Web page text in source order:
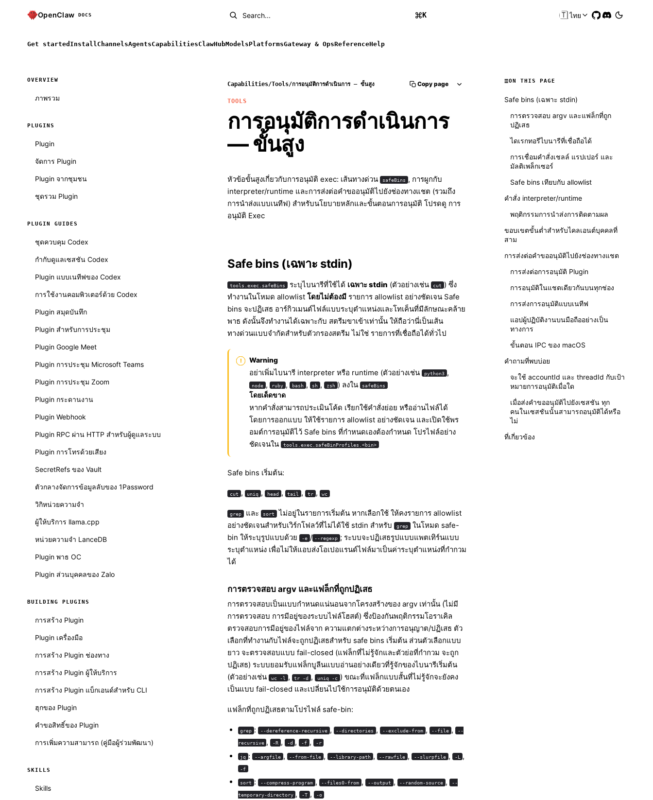
OpenClaw DOCS Search... K 🇹🇭ไทย
Get started Install ChannelsAgentsCapabilitiesClawHubModelsPlatformsGateway & OpsReferenceHelp
OVERVIEW
ภาพรวม
PLUGINS
Plugin
จัดการ Plugin
Plugin จากชุมชน
ชุดรวม Plugin
PLUGIN GUIDES
ชุดควบคุม Codex
กำกับดูแลเซสชัน Codex
Plugin แบบเนทีฟของ Codex
การใช้งานคอมพิวเตอร์ด้วย Codex
Plugin สมุดบันทึก
Plugin สำหรับการประชุม
Plugin Google Meet
Plugin การประชุม Microsoft Teams
Plugin การประชุม Zoom
Plugin กระดานงาน
Plugin Webhook
Plugin RPC ผ่าน HTTP สำหรับผู้ดูแลระบบ
Plugin การโทรด้วยเสียง
SecretRefs ของ Vault
ตัวกลางจัดการข้อมูลลับของ 1Password
วิกิหน่วยความจำ
ผู้ให้บริการ llama.cpp
หน่วยความจำ LanceDB
Plugin พาธ OC
Plugin ส่วนบุคคลของ Zalo
BUILDING PLUGINS
การสร้าง Plugin
Plugin เครื่องมือ
การสร้าง Plugin ช่องทาง
การสร้าง Plugin ผู้ให้บริการ
การสร้าง Plugin แบ็กเอนด์สำหรับ CLI
ฮุกของ Plugin
คำขอสิทธิ์ของ Plugin
การเพิ่มความสามารถ (คู่มือผู้ร่วมพัฒนา)
SKILLS
Skills
Capabilities/Tools/การอนุมัติการดำเนินการ — ขั้นสูง Copy page
TOOLS
การอนุมัติการดำเนินการ
— ขั้นสูง
หัวข้อขั้นสูงเกี่ยวกับการอนุมัติ exec: เส้นทางด่วน safeBins , การผูกกับ
interpreter/runtime และการส่งต่อคำขออนุมัติไปยังช่องทางแชต (รวมถึง
การนำส่งแบบเนทีฟ) สำหรับนโยบายหลักและขั้นตอนการอนุมัติ โปรดดู การ
อนุมัติ Exec
Safe bins (เฉพาะ stdin)
tools.exec.safeBins ระบุไบนารีที่ใช้ได้ เฉพาะ stdin (ตัวอย่างเช่น cut ) ซึ่ง
ทำงานในโหมด allowlist โดยไม่ต้องมี รายการ allowlist อย่างชัดเจน Safe
bins จะปฏิเสธ อาร์กิวเมนต์ไฟล์แบบระบุตำแหน่งและโทเค็นที่มีลักษณะคล้าย
พาธ ดังนั้นจึงทำงานได้เฉพาะกับ สตรีมขาเข้าเท่านั้น ให้ถือว่านี่เป็นเส้น
ทางด่วนแบบจำกัดสำหรับตัวกรองสตรีม ไม่ใช่ รายการที่เชื่อถือได้ทั่วไป
Warning
อย่าเพิ่มไบนารี interpreter หรือ runtime (ตัวอย่างเช่น python3 ,
node , ruby , bash , sh , zsh ) ลงใน safeBins
โดยเด็ดขาด
หากคำสั่งสามารถประเมินโค้ด เรียกใช้คำสั่งย่อย หรืออ่านไฟล์ได้
โดยการออกแบบ ให้ใช้รายการ allowlist อย่างชัดเจน และเปิดใช้พร
อมต์การอนุมัติไว้ Safe bins ที่กำหนดเองต้องกำหนด โปรไฟล์อย่าง
ชัดเจนใน
tools.exec.safeBinProfiles.<bin>
Safe bins เริ่มต้น:
cut , uniq , head , tail , tr , wc
grep และ sort
ไม่อยู่ในรายการเริ่มต้น หากเลือกใช้ ให้คงรายการ allowlist
อย่างชัดเจนสำหรับเวิร์กโฟลว์ที่ไม่ได้ใช้ stdin สำหรับ
grep ในโหมด safe-
bin ให้ระบุรูปแบบด้วย
-e / --regexp ; ระบบจะปฏิเสธรูปแบบแพตเทิร์นแบบ
ระบุตำแหน่ง เพื่อไม่ให้แอบส่งโอเปอแรนด์ไฟล์มาเป็นค่าระบุตำแหน่งที่กำกวม
ได้
การตรวจสอบ argv และแฟล็กที่ถูกปฏิเสธ
การตรวจสอบเป็นแบบกำหนดแน่นอนจากโครงสร้างของ argv เท่านั้น (ไม่มี
การตรวจสอบ การมีอยู่ของระบบไฟล์โฮสต์) ซึ่งป้องกันพฤติกรรมโอราเคิล
ตรวจสอบการมีอยู่ของไฟล์จาก ความแตกต่างระหว่างการอนุญาต/ปฏิเสธ ตัว
เลือกที่ทำงานกับไฟล์จะถูกปฏิเสธสำหรับ safe bins เริ่มต้น ส่วนตัวเลือกแบบ
ยาว จะตรวจสอบแบบ fail-closed (แฟล็กที่ไม่รู้จักและตัวย่อที่กำกวม จะถูก
ปฏิเสธ) ระบบยอมรับแฟล็กบูลีนแบบอ่านอย่างเดียวที่รู้จักของไบนารีเริ่มต้น
(ตัวอย่างเช่น
wc -l , tr -d , uniq -c ) ขณะที่แฟล็กแบบสั้นที่ไม่รู้จักจะยังคง
เป็นแบบ fail-closed และเปลี่ยนไปใช้การอนุมัติด้วยตนเอง
แฟล็กที่ถูกปฏิเสธตามโปรไฟล์ safe-bin:
grep : --dereference-recursive , --directories , --exclude-from , --file , --
recursive , -R , -d , -f , -r
jq : --argfile , --from-file , --library-path , --rawfile , --slurpfile , -L ,
-f
sort : --compress-program , --files0-from , --output , --random-source , --
temporary-directory , -T , -o
ON THIS PAGE
Safe bins (เฉพาะ stdin)
การตรวจสอบ argv และแฟล็กที่ถูก
ปฏิเสธ
ไดเรกทอรีไบนารีที่เชื่อถือได้
การเชื่อมคำสั่งเชลล์ แรปเปอร์ และ
มัลติเพล็กเซอร์
Safe bins เทียบกับ allowlist
คำสั่ง interpreter/runtime
พฤติกรรมการนำส่งการติดตามผล
ขอบเขตขั้นต่ำสำหรับไคลเอนต์บุคคลที่
สาม
การส่งต่อคำขออนุมัติไปยังช่องทางแชต
การส่งต่อการอนุมัติ Plugin
การอนุมัติในแชตเดียวกันบนทุกช่อง
การส่งการอนุมัติแบบเนทีฟ
แอปผู้ปฏิบัติงานบนมือถืออย่างเป็น
ทางการ
ขั้นตอน IPC ของ macOS
คำถามที่พบบ่อย
จะใช้ accountId และ threadId กับเป้า
หมายการอนุมัติเมื่อใด
เมื่อส่งคำขออนุมัติไปยังเซสชัน ทุก
คนในเซสชันนั้นสามารถอนุมัติได้หรือ
ไม่
ที่เกี่ยวข้อง